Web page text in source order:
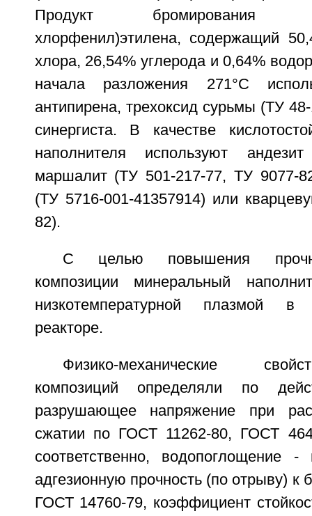
Продукт бромирования 1,1-
хлорфенил)этилена, содержащий
хлора, 26,54% углерода и 0,64%
начала разложения 271°С
антипирена, трехоксид сурьмы (ТУ
синергиста. В качестве
наполнителя используют
маршалит (ТУ 501-217-77, ТУ 9077-
(ТУ 5716-001-41357914) или
82).
С целью повышения
композиции минеральный
низкотемпературной плазмой в
реакторе.
Физико-механические
композиций определяли по
разрушающее напряжение при
сжатии по ГОСТ 11262-80, ГОСТ
соответственно, водопоглощение
адгезионную прочность (по отрыву) к
ГОСТ 14760-79, коэффициент